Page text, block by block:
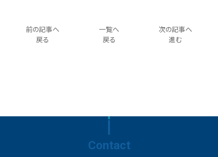
一覧へ
戻る
前の記事へ
戻る
次の記事へ
進む
Contact